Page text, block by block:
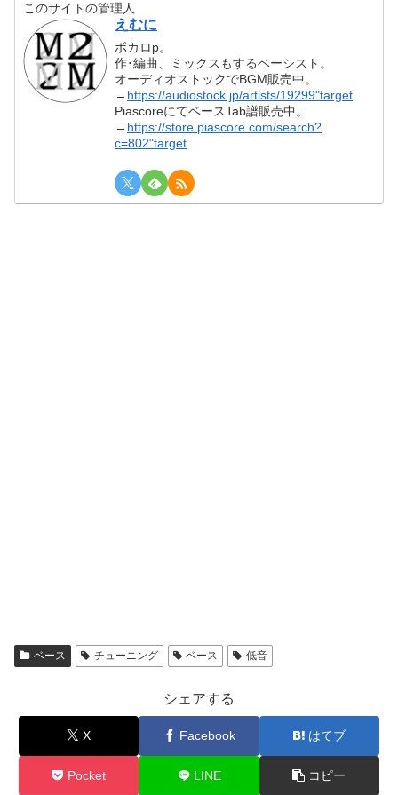
このサイトの管理人
えむに
ボカロp。
作･編曲、ミックスもするベーシスト。
オーディオストックでBGM販売中。
→ https://audiostock.jp/artists/19299"target
PiascoreにてベースTab譜販売中。
→ https://store.piascore.com/search?
c=802"target
ベース チューニング ベース 低音
シェアする
X Facebook はてブ
Pocket LINE コピー